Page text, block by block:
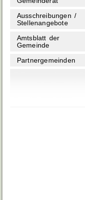
Ausschreibungen /
Stellenangebote
Amtsblatt der
Gemeinde
Partnergemeinden